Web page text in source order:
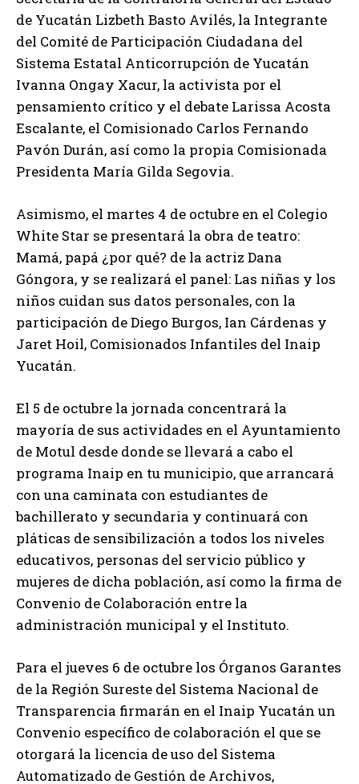
de Yucatán Lizbeth Basto Avilés, la Integrante
del Comité de Participación Ciudadana del
Sistema Estatal Anticorrupción de Yucatán
Ivanna Ongay Xacur, la activista por el
pensamiento crítico y el debate Larissa Acosta
Escalante, el Comisionado Carlos Fernando
Pavón Durán, así como la propia Comisionada
Presidenta María Gilda Segovia.
Asimismo, el martes 4 de octubre en el Colegio
White Star se presentará la obra de teatro:
Mamá, papá ¿por qué? de la actriz Dana
Góngora, y se realizará el panel: Las niñas y los
niños cuidan sus datos personales, con la
participación de Diego Burgos, Ian Cárdenas y
Jaret Hoil, Comisionados Infantiles del Inaip
Yucatán.
El 5 de octubre la jornada concentrará la
mayoría de sus actividades en el Ayuntamiento
de Motul desde donde se llevará a cabo el
programa Inaip en tu municipio, que arrancará
con una caminata con estudiantes de
bachillerato y secundaria y continuará con
pláticas de sensibilización a todos los niveles
educativos, personas del servicio público y
mujeres de dicha población, así como la firma de
Convenio de Colaboración entre la
administración municipal y el Instituto.
Para el jueves 6 de octubre los Órganos Garantes
de la Región Sureste del Sistema Nacional de
Transparencia firmarán en el Inaip Yucatán un
Convenio específico de colaboración el que se
otorgará la licencia de uso del Sistema
Automatizado de Gestión de Archivos,